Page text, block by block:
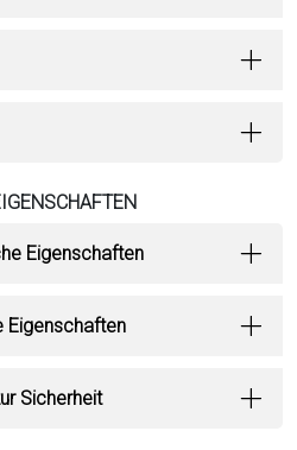
Eigenschaften
Eigenschaften
Sicherheit